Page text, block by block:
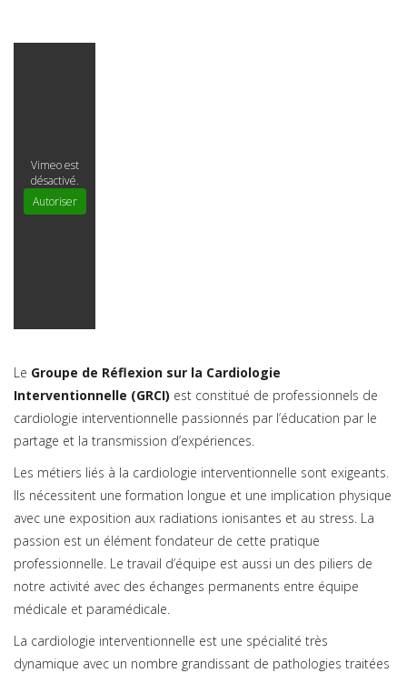
Vimeo est
désactivé.
Autoriser
Le Groupe de Réflexion sur la Cardiologie
Interventionnelle (GRCI) est constitué de professionnels de
cardiologie interventionnelle passionnés par l’éducation par le
partage et la transmission d’expériences.
Les métiers liés à la cardiologie interventionnelle sont exigeants.
Ils nécessitent une formation longue et une implication physique
avec une exposition aux radiations ionisantes et au stress. La
passion est un élément fondateur de cette pratique
professionnelle. Le travail d’équipe est aussi un des piliers de
notre activité avec des échanges permanents entre équipe
médicale et paramédicale.
La cardiologie interventionnelle est une spécialité très
dynamique avec un nombre grandissant de pathologies traitées